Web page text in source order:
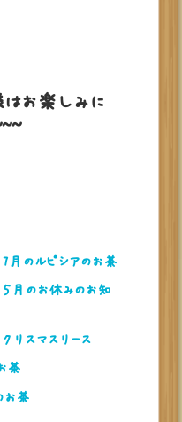
お楽しみに〜
のルピシアのお茶
月のお休みのお知
スマスリース
茶
お茶